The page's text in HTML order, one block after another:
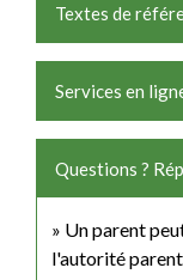
Textes de
Services en
Questions ?
Un parent
l'autorité